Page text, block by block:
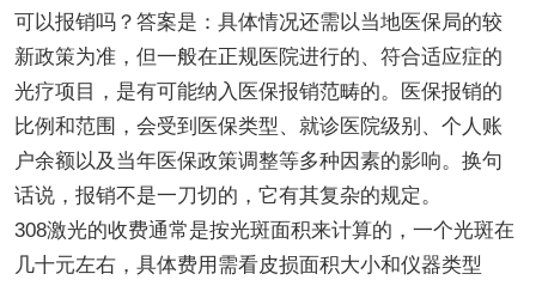
可以报销吗？答案是：具体情况还需以当地医保局的较
新政策为准，但一般在正规医院进行的、符合适应症的
光疗项目，是有可能纳入医保报销范畴的。医保报销的
比例和范围，会受到医保类型、就诊医院级别、个人账
户余额以及当年医保政策调整等多种因素的影响。换句
话说，报销不是一刀切的，它有其复杂的规定。
308激光的收费通常是按光斑面积来计算的，一个光斑在
几十元左右，具体费用需看皮损面积大小和仪器类型